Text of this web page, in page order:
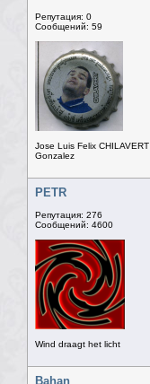
Репутация: 0
Сообщений: 59
Jose Luis Felix CHILAVERT
Gonzalez
PETR
Репутация: 276
Сообщений: 4600
Wind draagt het licht
Bahan